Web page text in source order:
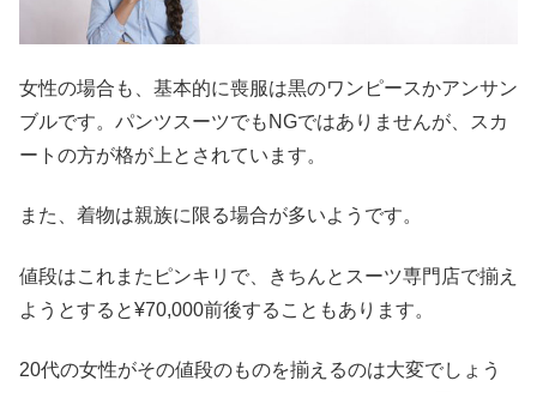
女性の場合も、基本的に喪服は黒のワンピースかアンサン
ブルです。パンツスーツでもNGではありませんが、スカ
ートの方が格が上とされています。
また、着物は親族に限る場合が多いようです。
値段はこれまたピンキリで、きちんとスーツ専門店で揃え
ようとすると¥70,000前後することもあります。
20代の女性がその値段のものを揃えるのは大変でしょう